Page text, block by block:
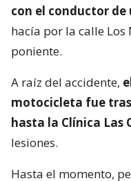
con el conductor
hacía por la calle
poniente.
A raíz del accidente,
motocicleta fue
hasta la Clínica Las
lesiones.
Hasta el momento,